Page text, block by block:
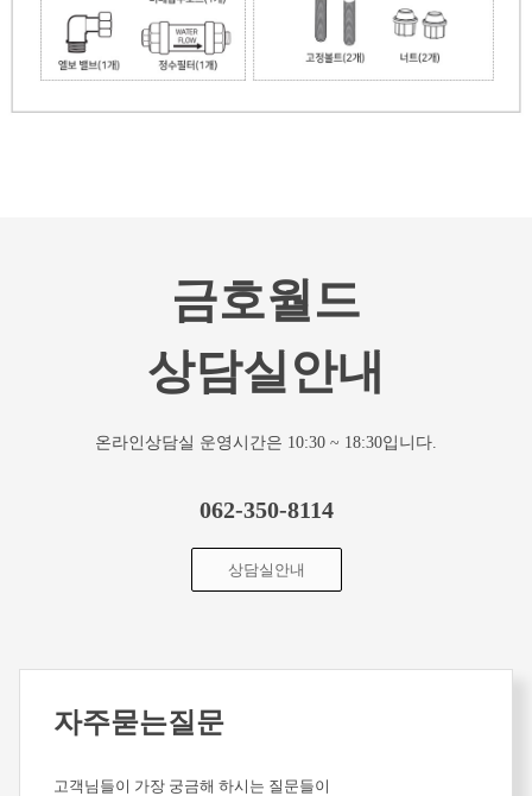
금호월드
상담실안내
온라인상담실 운영시간은 10:30 ~ 18:30입니다.
062-350-8114
상담실안내
자주묻는질문
고객님들이 가장 궁금해 하시는 질문들이